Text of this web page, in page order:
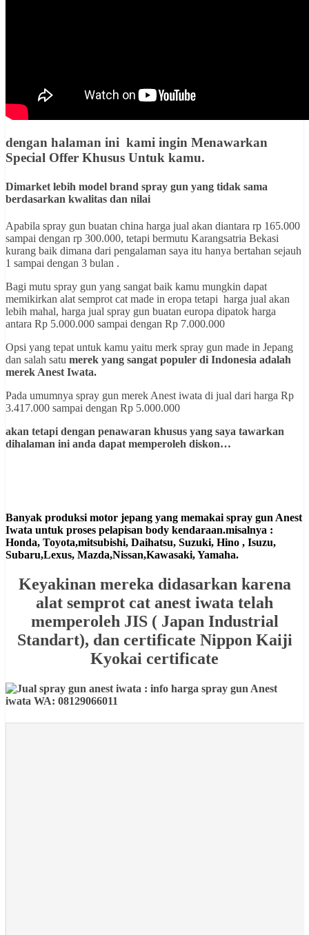
dengan halaman ini kami ingin Menawarkan
Special Offer Khusus Untuk kamu.
Dimarket lebih model brand spray gun yang tidak sama
berdasarkan kwalitas dan nilai
Apabila spray gun buatan china harga jual akan diantara rp 165.000
sampai dengan rp 300.000, tetapi bermutu Karangsatria Bekasi
kurang baik dimana dari pengalaman saya itu hanya bertahan sejauh
1 sampai dengan 3 bulan .
Bagi mutu spray gun yang sangat baik kamu mungkin dapat
memikirkan alat semprot cat made in eropa tetapi harga jual akan
lebih mahal, harga jual spray gun buatan europa dipatok harga
antara Rp 5.000.000 sampai dengan Rp 7.000.000
Opsi yang tepat untuk kamu yaitu merk spray gun made in Jepang
dan salah satu merek yang sangat populer di Indonesia adalah
merek Anest Iwata.
Pada umumnya spray gun merek Anest iwata di jual dari harga Rp
3.417.000 sampai dengan Rp 5.000.000
akan tetapi dengan penawaran khusus yang saya tawarkan
dihalaman ini anda dapat memperoleh diskon…
Banyak produksi motor jepang yang memakai spray gun Anest
Iwata untuk proses pelapisan body kendaraan.misalnya :
Honda, Toyota,mitsubishi, Daihatsu, Suzuki, Hino , Isuzu,
Subaru,Lexus, Mazda,Nissan,Kawasaki, Yamaha.
Keyakinan mereka didasarkan karena
alat semprot cat anest iwata telah
memperoleh JIS ( Japan Industrial
Standart), dan certificate Nippon Kaiji
Kyokai certificate